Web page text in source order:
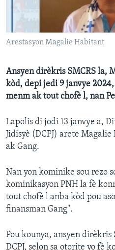
Arestasyon Magalie Habitant
Ansyen dirèkris SMCRS la,
kòd, depi jedi 9 janvye
menm ak tout chofè l, nan
Lapolis di jodi 13 janvye a,
Jidisyè (DCPJ) arete
ak Gang.
Nan yon kominike sou rezo
kominikasyon PNH la fè
tout chofè l anba kòd pou
finansman Gang".
Pou kounya, ansyen dirèkris
DCPJ, selon sa otorite yo fè